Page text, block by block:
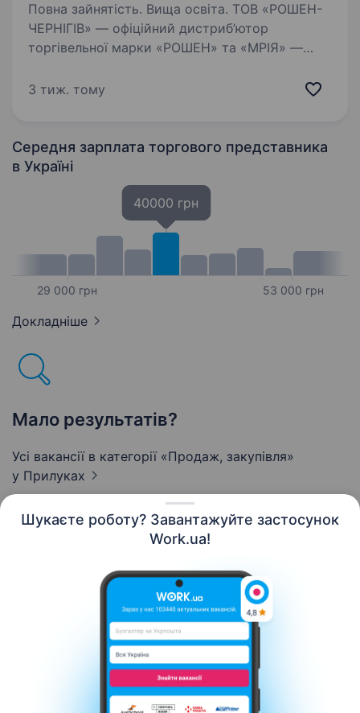
Шукаєте роботу? Завантажуйте застосунок
Work.ua!
Повна зайнятість. Вища освіта. ТОВ «РОШЕН-
ЧЕРНІГІВ» — офіційний дистриб’ютор
торгівельної марки «РОШЕН» та «МРІЯ» —
представник з АВТО». Територіальне
3 тиж. тому
Середня зарплата торгового представника
в Україні
29 000 грн
40000 грн
53 000 грн
Докладніше
Мало результатів?
Усі вакансії в категорії «Продаж, закупівля»
у Прилуках
Контакти Про нас
Кар’єра